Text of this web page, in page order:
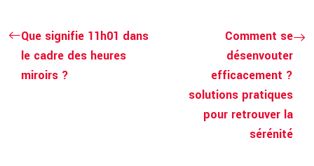
Que signifie 11h01 dans
le cadre des heures
miroirs ?
Comment se
désenvouter
efficacement ?
solutions pratiques
pour retrouver la
sérénité